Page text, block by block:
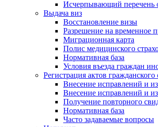
Исчерпывающий перечень
Выдача виз
Восстановление визы
Разрешение на временное
Миграционная карта
Полис медицинского
Нормативная база
Условия въезда граждан
Регистрация актов гражданского
Внесение исправлений и
Внесение исправлений и
Получение повторного
Нормативная база
Часто задаваемые вопросы